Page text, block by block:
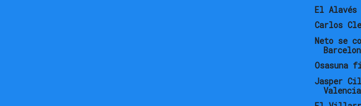
El Alavés
Carlos
Neto se
Osasuna
Jasper
Valencia